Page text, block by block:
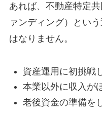
あれば、不動産特定
ァンディング）とい
はなりません。
資産運用に初挑戦
本業以外に収入が
老後資金の準備を